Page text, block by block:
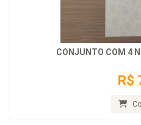
CONJUNTO COM 4
R$